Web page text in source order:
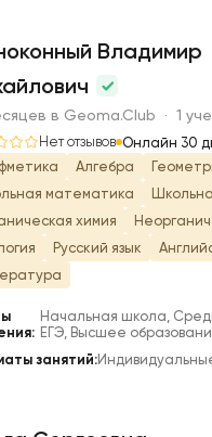
Владимир
в Geoma.Club · 1
Нет отзывов Онлайн 30
Алгебра
математика
химия
Русский язык
Начальная школа,
ЕГЭ, Высшее
занятий: